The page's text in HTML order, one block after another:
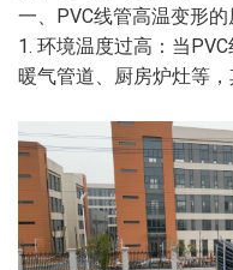
一、PVC线管高温变形的
1. 环境温度过高：当
暖气管道、厨房炉灶等